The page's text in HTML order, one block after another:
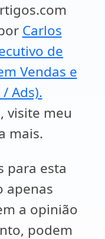
Carlos
de
Vendas e
Ads).
visite meu
mais.
para esta
apenas
a opinião
podem